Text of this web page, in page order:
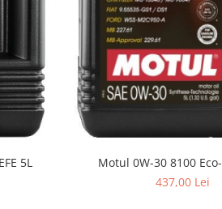
5L
Motul 0W-30 8100
437,00 Lei